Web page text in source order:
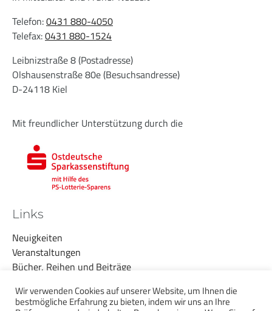
Telefon:0431 880-4050
Telefax:0431 880-1524
Leibnizstraße 8 (Postadresse)
Olshausenstraße 80e (Besuchsandresse)
D-24118 Kiel
Mit freundlicher Unterstützung durch die
Links
Neuigkeiten
Veranstaltungen
Bücher, Reihen und Beiträge
Über uns
Wir verwenden Cookies auf unserer Website, um Ihnen die
bestmögliche Erfahrung zu bieten, indem wir uns an Ihre